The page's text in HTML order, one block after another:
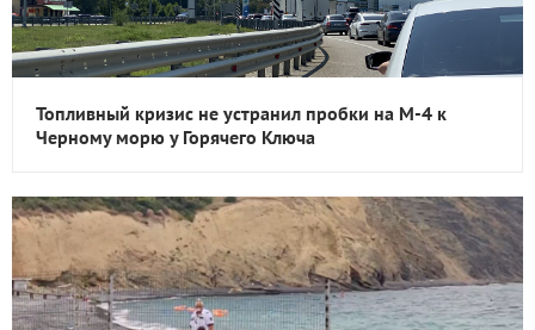
Топливный кризис не устранил пробки на М-4 к
Черному морю у Горячего Ключа